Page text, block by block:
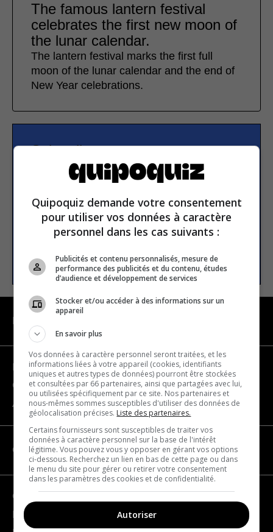
The famous lantern festival
celebrates the first new moon of
the lunar calendar.
The lantern festival marks the first full
moon of the lunar calendar and the end of
New Year celebrations.
Subscribe to our
newsletter
Email address
SUBSCRIBE
Become a partner
Contact us
About us
CATEGORIES
Geography
France
Quipoquiz demande votre consentement
pour utiliser vos données à caractère
personnel dans les cas suivants :
Publicités et contenu personnalisés, mesure de
performance des publicités et du contenu, études
d’audience et développement de services
Stocker et/ou accéder à des informations sur un
appareil
En savoir plus
Vos données à caractère personnel seront traitées, et les
informations liées à votre appareil (cookies, identifiants
uniques et autres types de données) pourront être stockées
et consultées par 66 partenaires, ainsi que partagées avec lui,
ou utilisées spécifiquement par ce site. Nos partenaires et
nous-mêmes sommes susceptibles d'utiliser des données de
géolocalisation précises. Liste des partenaires.
Certains fournisseurs sont susceptibles de traiter vos
données à caractère personnel sur la base de l'intérêt
légitime. Vous pouvez vous y opposer en gérant vos options
ci-dessous. Recherchez un lien en bas de cette page ou dans
le menu du site pour gérer ou retirer votre consentement
dans les paramètres des cookies et de confidentialité.
Autoriser